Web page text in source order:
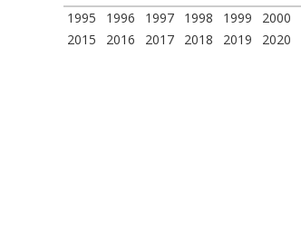
1995 1996 1997 1998 1999 2000
2015
2016 2017 2018 2019 2020